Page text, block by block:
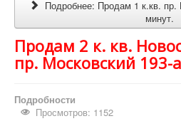
Подробнее: Продам 1 к.кв. пр.
минут.
Продам 2 к. кв.
пр. Московский 193-а
Подробности
Просмотров: 1152